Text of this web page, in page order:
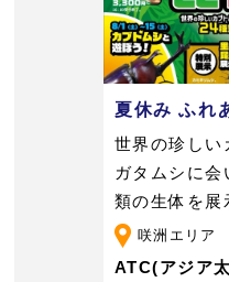
夏休み ふれ
世界の珍しい
ガタムシに
類の生体を展
咲洲エリア
ATC(アジア